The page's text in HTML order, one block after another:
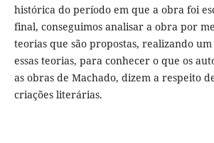
histórica do período em que a obra foi
final, conseguimos analisar a obra por
teorias que são propostas, realizando
essas teorias, para conhecer o que os
as obras de Machado, dizem a respeito
criações literárias.